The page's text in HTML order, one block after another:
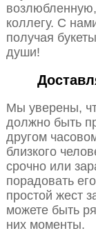
возлюбленную,
коллегу. С
получая
души!
Мы уверены,
должно быть
другом
близкого
срочно или
порадовать
простой жест
можете быть
них моменты.